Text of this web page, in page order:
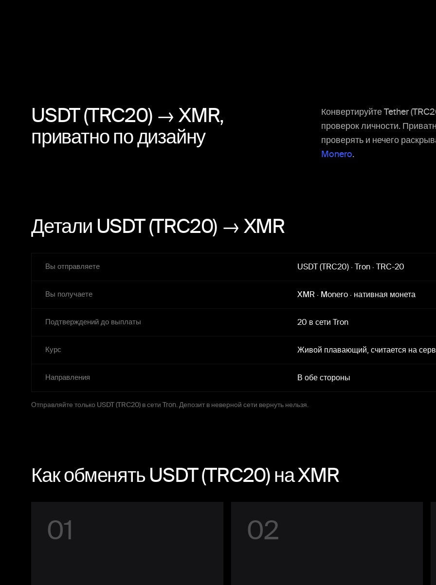
USDT (TRC20) → XMR,
приватно по дизайну
Конвертируйте Tether
проверок личности.
проверять и нечего
Monero.
Детали USDT (TRC20) → XMR
Вы отправляете USDT (TRC20) ·Tron ·TRC-20
Вы получаете XMR · Monero · нативная монета
Подтверждений до выплаты 20 в сети Tron
Курс Живой плавающий, считается на
Направления В обе стороны
Отправляйте только USDT (TRC20) в сети Tron. Депозит в неверной сети вернуть нельзя.
Как обменять USDT (TRC20) на XMR
01 02